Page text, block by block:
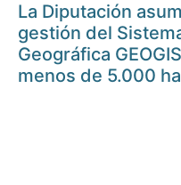
La Diputación
gestión del
Geográfica
menos de 5.000